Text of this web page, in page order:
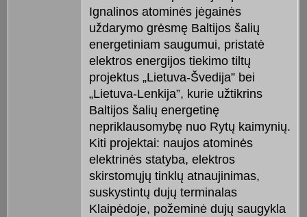
Ignalinos atominės jėgainės
uždarymo grėsmę Baltijos šalių
energetiniam saugumui, pristatė
elektros energijos tiekimo tiltų
projektus „Lietuva-Švedija” bei
„Lietuva-Lenkija”, kurie užtikrins
Baltijos šalių energetinę
nepriklausomybę nuo Rytų kaimynių.
Kiti projektai: naujos atominės
elektrinės statyba, elektros
skirstomųjų tinklų atnaujinimas,
suskystintų dujų terminalas
Klaipėdoje, požeminė dujų saugykla